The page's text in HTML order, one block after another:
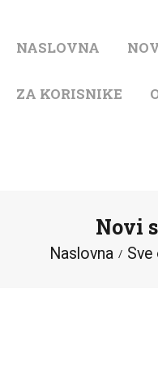
NASLOVNA
ZA KORISNIKE
Novi
Naslovna Sve